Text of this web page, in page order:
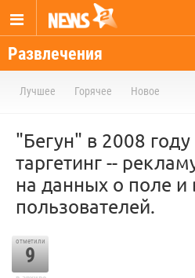
Развлечения
Лучшее Горячее Новое
"Бегун" в 2008 году
таргетинг --
на данных о поле и
пользователей.
отметили
9